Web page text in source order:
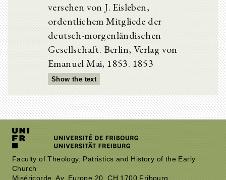
versehen von J. Eisleben,
ordentlichem Mitgliede der
deutsch-morgenländischen
Gesellschaft. Berlin, Verlag von
Emanuel Mai, 1853. 1853
Show the text
Faculty of Theology, Patristics and History of the Early
Church
Miséricorde, Av. Europe 20, CH 1700 Fribourg